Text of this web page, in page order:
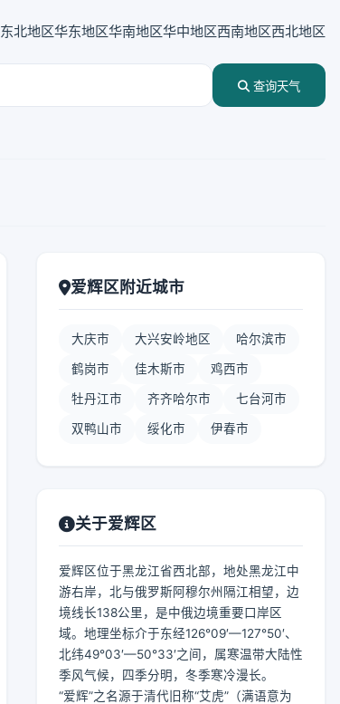
东北地区华东地区华南地区华中地区西南地区西北地区
查询天气
爱辉区附近城市
大庆市 大兴安岭地区 哈尔滨市
鹤岗市 佳木斯市 鸡西市
牡丹江市 齐齐哈尔市 七台河市
双鸭山市 绥化市 伊春市
关于爱辉区
爱辉区位于黑龙江省西北部，地处黑龙江中
游右岸，北与俄罗斯阿穆尔州隔江相望，边
境线长138公里，是中俄边境重要口岸区
域。地理坐标介于东经126°09′—127°50′、
北纬49°03′—50°33′之间，属寒温带大陆性
季风气候，四季分明，冬季寒冷漫长。
“爱辉”之名源于清代旧称“艾虎”（满语意为